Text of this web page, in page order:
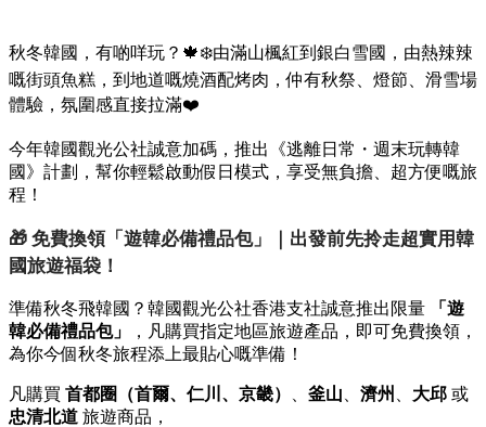
秋冬韓國，有啲咩玩？🍁❄️由滿山楓紅到銀白雪國，由熱辣辣
嘅街頭魚糕，到地道嘅燒酒配烤肉，仲有秋祭、燈節、滑雪場
體驗，氛圍感直接拉滿❤️
今年韓國觀光公社誠意加碼，推出《逃離日常・週末玩轉韓
國》計劃，幫你輕鬆啟動假日模式，享受無負擔、超方便嘅旅
程！
🎁 免費換領「遊韓必備禮品包」｜出發前先拎走超實用韓
國旅遊福袋！
準備秋冬飛韓國？韓國觀光公社香港支社誠意推出限量
「遊
韓必備禮品包」
，凡購買指定地區旅遊產品，即可免費換領，
為你今個秋冬旅程添上最貼心嘅準備！
凡購買 首都圈（首爾、仁川、京畿） 釜山 濟州 大邱 或
忠清北道 旅遊商品，